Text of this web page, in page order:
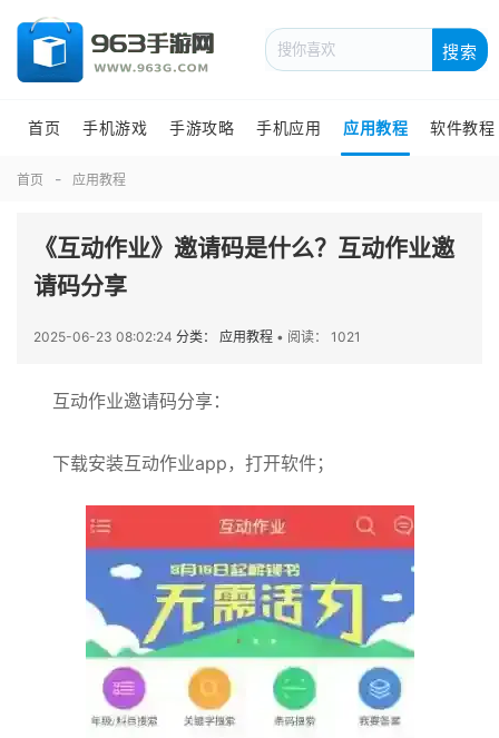
搜索
首页 手机游戏 手游攻略 手机应用 应用教程 软件教程
首页 应用教程
《互动作业》邀请码是什么？互动作业邀
请码分享
2025-06-23 08:02:24 分类： 应用教程 • 阅读： 1021
互动作业邀请码分享：
下载安装互动作业app，打开软件；